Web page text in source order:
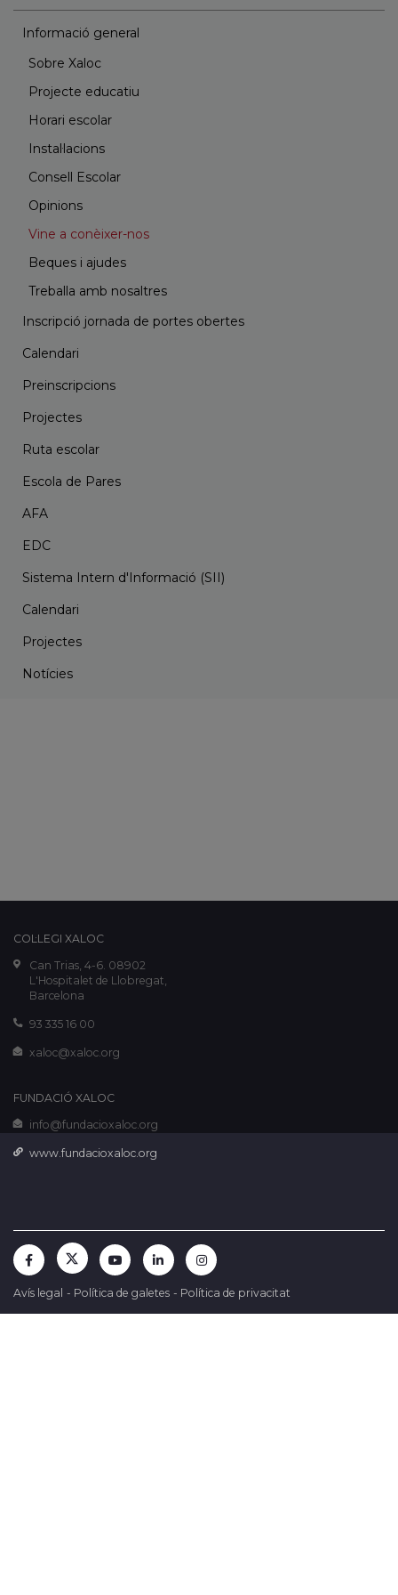
Informació general
Sobre Xaloc
Projecte educatiu
Horari escolar
Instal·lacions
Consell Escolar
Opinions
Vine a conèixer-nos
Beques i ajudes
Treballa amb nosaltres
Inscripció jornada de portes obertes
Calendari
Preinscripcions
Projectes
Ruta escolar
Escola de Pares
AFA
EDC
Sistema Intern d'Informació (SII)
Calendari
Projectes
Notícies
COL·LEGI XALOC
Can Trias, 4-6. 08902
L'Hospitalet de Llobregat,
Barcelona
93 335 16 00
xaloc@xaloc.org
FUNDACIÓ XALOC
info@fundacioxaloc.org
www.fundacioxaloc.org
Avís legal - Política de galetes - Política de privacitat